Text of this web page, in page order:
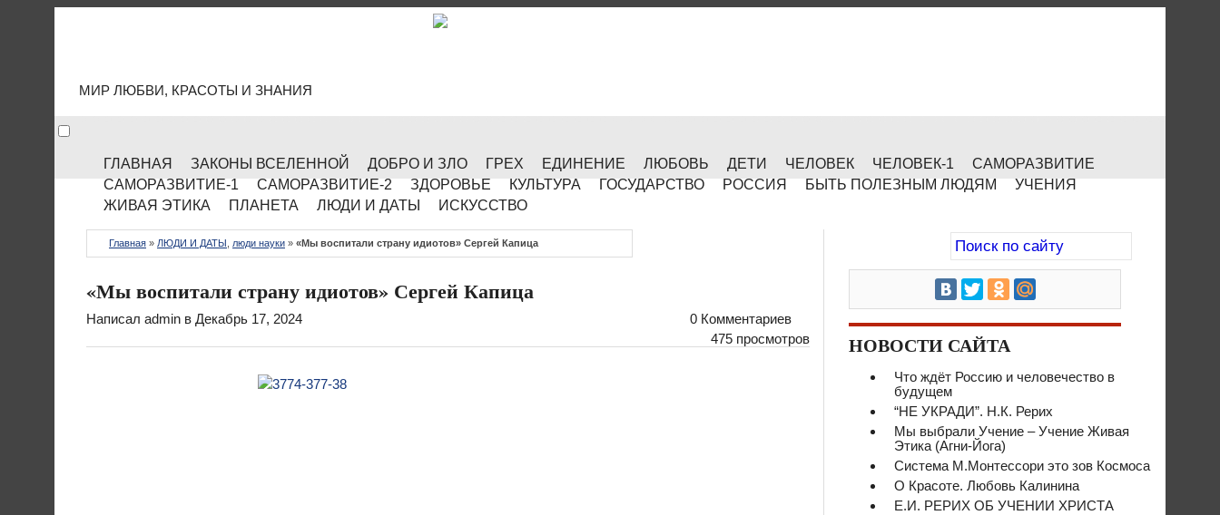
МИР ЛЮБВИ, КРАСОТЫ И ЗНАНИЯ
ГЛАВНАЯ ЗАКОНЫ ВСЕЛЕННОЙ ДОБРО И ЗЛО ГРЕХ ЕДИНЕНИЕ ЛЮБОВЬ ДЕТИ ЧЕЛОВЕК ЧЕЛОВЕК-1
САМОРАЗВИТИЕ
САМОРАЗВИТИЕ-1
САМОРАЗВИТИЕ-2 ЗДОРОВЬЕ КУЛЬТУРА ГОСУДАРСТВО РОССИЯ БЫТЬ ПОЛЕЗНЫМ ЛЮДЯМ
УЧЕНИЯ
ЖИВАЯ ЭТИКА
ПЛАНЕТА ЛЮДИ И ДАТЫ ИСКУССТВО
Главная » ЛЮДИ И ДАТЫ люди науки » «Мы воспитали страну идиотов» Сергей Капица
«Мы воспитали страну идиотов» Сергей Капица
Написал admin в Декабрь 17, 2024
0 Комментариев
475 просмотров
НОВОСТИ САЙТА
Что ждёт Россию и человечество в
будущем
“НЕ УКРАДИ”. Н.К. Рерих
Мы выбрали Учение – Учение Живая
Этика (Агни-Йога)
Система М.Монтессори это зов Космоса
О Красоте. Любовь Калинина
Е.И. РЕРИХ ОБ УЧЕНИИ ХРИСТА